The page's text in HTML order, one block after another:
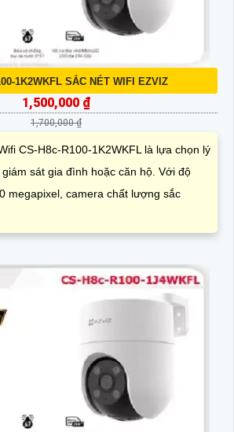
1K2WKFL SẮC NÉT WIFI EZVIZ
1,500,000 ₫
1,700,000 ₫
CS-H8c-R100-1K2WKFL là lựa chọn lý
sát gia đình hoặc căn hộ. Với độ
megapixel, camera chất lượng sắc